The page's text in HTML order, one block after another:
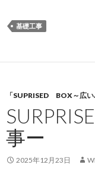
基礎工事
「SUPRISED BOX～広
事ー
2025年12月23日